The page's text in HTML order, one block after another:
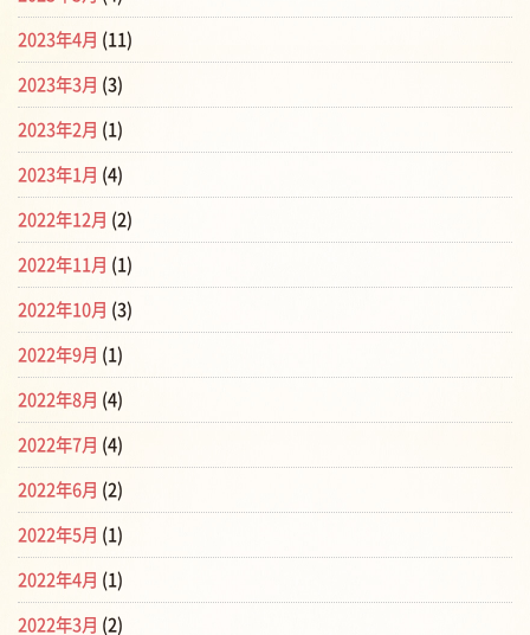
2023年4月 (11)
2023年3月 (3)
2023年2月 (1)
2023年1月 (4)
2022年12月 (2)
2022年11月 (1)
2022年10月 (3)
2022年9月 (1)
2022年8月 (4)
2022年7月 (4)
2022年6月 (2)
2022年5月 (1)
2022年4月 (1)
2022年3月 (2)